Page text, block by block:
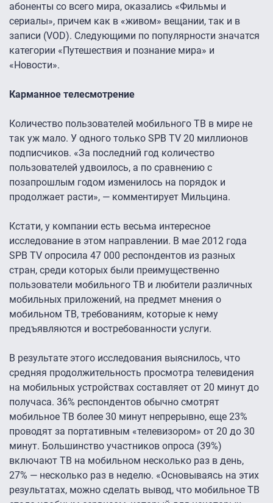
абоненты со всего мира, оказались «Фильмы и
сериалы», причем как в «живом» вещании, так и в
записи (VOD). Следующими по популярности значатся
категории «Путешествия и познание мира» и
«Новости».
Карманное телесмотрение
Количество пользователей мобильного ТВ в мире не
так уж мало. У одного только SPB TV 20 миллионов
подписчиков. «За последний год количество
пользователей удвоилось, а по сравнению с
позапрошлым годом изменилось на порядок и
продолжает расти», — комментирует Мильцина.
Кстати, у компании есть весьма интересное
исследование в этом направлении. В мае 2012 года
SPB TV опросила 47 000 респондентов из разных
стран, среди которых были преимущественно
пользователи мобильного ТВ и любители различных
мобильных приложений, на предмет мнения о
мобильном ТВ, требованиям, которые к нему
предъявляются и востребованности услуги.
В результате этого исследования выяснилось, что
средняя продолжительность просмотра телевидения
на мобильных устройствах составляет от 20 минут до
получаса. 36% респондентов обычно смотрят
мобильное ТВ более 30 минут непрерывно, еще 23%
проводят за портативным «телевизором» от 20 до 30
минут. Большинство участников опроса (39%)
включают ТВ на мобильном несколько раз в день,
27% — несколько раз в неделю. «Основываясь на этих
результатах, можно сделать вывод, что мобильное ТВ